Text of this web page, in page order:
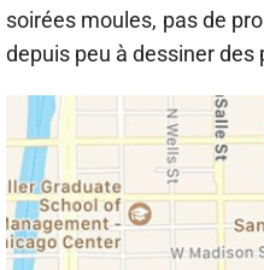
soirées moules, pas de
depuis peu à dessiner des